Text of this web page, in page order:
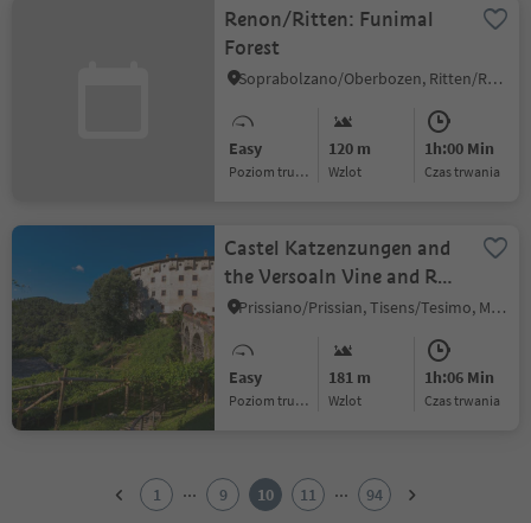
Renon/Ritten: Funimal
Forest
Soprabolzano/Oberbozen, Ritten/Renon, Bolzano/Bozen and environs
Easy
Poziom trudności
120 m
Wzlot
1h:00 Min
czas trwania
Castel Katzenzungen and
the Versoaln Vine and Red
Path
Prissiano/Prissian, Tisens/Tesimo, Meran/Merano and environs
Easy
Poziom trudności
181 m
Wzlot
1h:06 Min
czas trwania
1 ... 9 10 11 ...
94